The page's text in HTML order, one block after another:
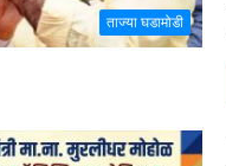
ताज्या घडामोडी